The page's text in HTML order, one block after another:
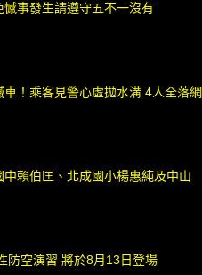
憾事發生請遵守五不一沒有
！乘客見警心虛拋水溝 4人全落網
賴伯匡、北成國小楊惠純及中山
防空演習 將於8月13日登場